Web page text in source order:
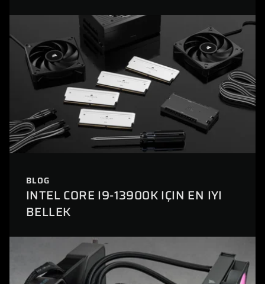
BLOG
INTEL CORE I9-13900K IÇIN EN IYI
BELLEK